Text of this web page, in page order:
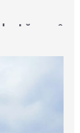
Lăng mộ
mộ Tần
khoảng
mỗi
cho một